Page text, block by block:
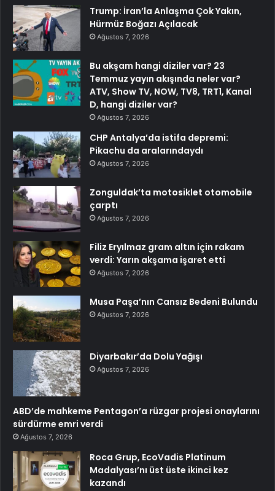
Trump: İran’la Anlaşma Çok Yakın,
Hürmüz Boğazı Açılacak
Ağustos 7, 2026
Bu akşam hangi diziler var? 23
Temmuz yayın akışında neler var?
ATV, Show TV, NOW, TV8, TRT1, Kanal
D, hangi diziler var?
Ağustos 7, 2026
CHP Antalya’da istifa depremi:
Pikachu da aralarındaydı
Ağustos 7, 2026
Zonguldak’ta motosiklet otomobile
çarptı
Ağustos 7, 2026
Filiz Eryılmaz gram altın için rakam
verdi: Yarın akşama işaret etti
Ağustos 7, 2026
Musa Paşa’nın Cansız Bedeni Bulundu
Ağustos 7, 2026
Diyarbakır’da Dolu Yağışı
Ağustos 7, 2026
ABD’de mahkeme Pentagon’a rüzgar projesi onaylarını
sürdürme emri verdi
Ağustos 7, 2026
Roca Grup, EcoVadis Platinum
Madalyası’nı üst üste ikinci kez
kazandı